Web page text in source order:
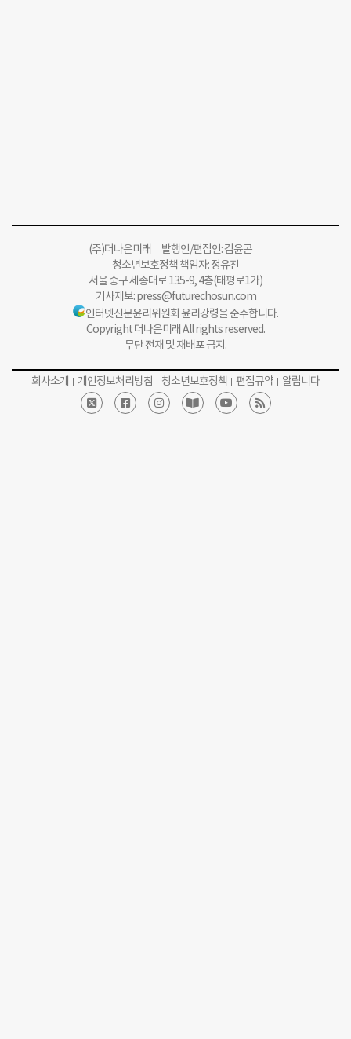
(주)더나은미래 발행인/편집인: 김윤곤
청소년보호정책 책임자: 정유진
서울 중구 세종대로 135-9, 4층(태평로1가)
기사제보:press@futurechosun.com
인터넷신문윤리위원회 윤리강령을 준수합니다.
Copyright 더나은미래 All rights reserved.
무단 전재 및 재배포 금지.
회사소개 개인정보처리방침 청소년보호정책 편집규약 알립니다